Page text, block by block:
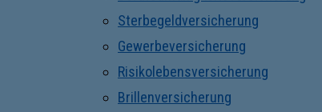
Sterbegeldversicherung
Gewerbeversicherung
Risikolebensversicherung
Brillenversicherung